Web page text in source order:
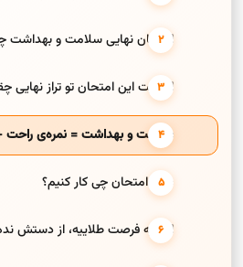
امتحان نهایی سلامت و بهداشت
اهمیت این امتحان تو تراز نهایی
سلامت و بهداشت = نمره‌ی راحت
شب امتحان چی کار کنیم؟
این یه فرصت طلاییه، از دستش